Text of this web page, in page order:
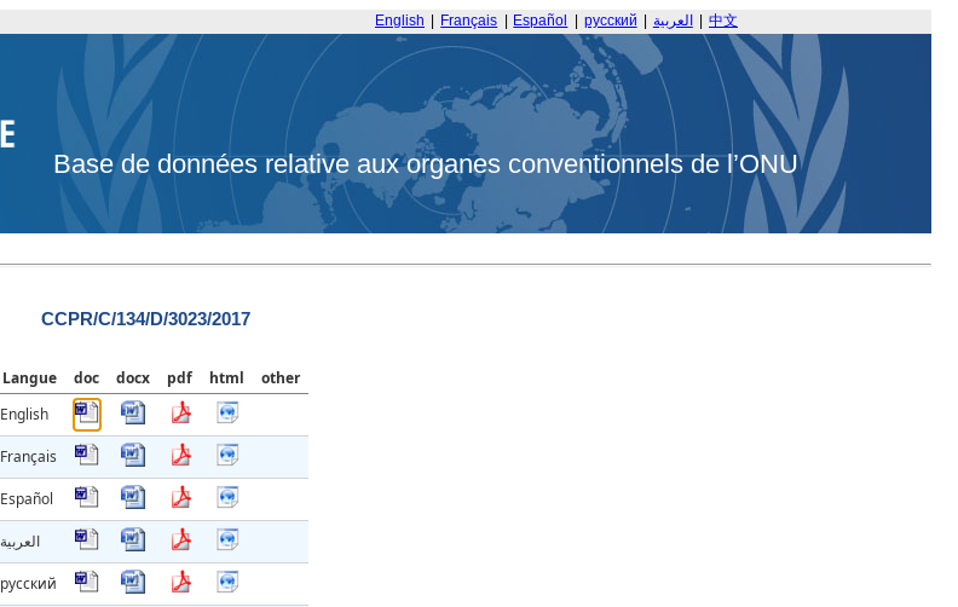
English Français Español русский العربية 中文
Base de données relative aux organes conventionnels de l’ONU
CCPR/C/134/D/3023/2017
Langue doc docx pdf html
other
English
Français
Español
العربية
русский